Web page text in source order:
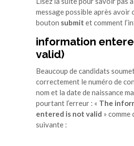
message possible après avoir
bouton submit et comment
information
valid)
Beaucoup de candidats
correctement le numéro de
nom et la date de naissance
pourtant l’erreur : « The
entered is not valid » comme
suivante :